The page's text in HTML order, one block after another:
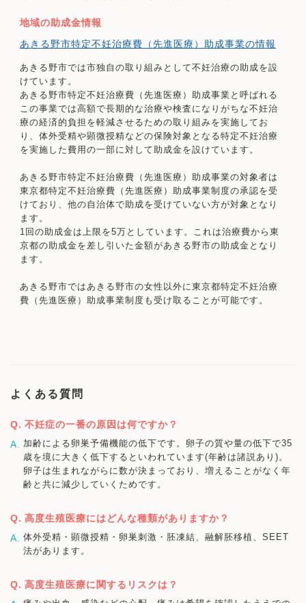
地域の助成金情報
あきる野市特定不妊治療費（先進医療）助成事業の情報
あきる野市では市独自の取り組みとして不妊治療の助成を設
けています。
あきる野市特定不妊治療費（先進医療）助成事業と呼ばれる
この事業では高額で長期的な治療や検査になりがちな不妊治
療の経済的負担を軽減させるための取り組みを実施してお
り、体外受精や顕微授精などの保険対象となる特定不妊治療
を実施した費用の一部に対して助成金を設けています。
あきる野市特定不妊治療費（先進医療）助成事業の対象者は
東京都特定不妊治療費（先進医療）助成事業制度の承認を受
けており、他の自治体で助成を受けていない方が対象となり
ます。
1回の助成金は上限を5万としています。これは治療費から東
京都の助成金を差し引いた金額があきる野市の助成金となり
ます。
あきる野市ではあきる野市の女性以外に東京都特定不妊治療
費（先進医療）助成事業制度も受け取ることが可能です。
よくある質問
不妊症の一番の原因は何ですか？
加齢による卵巣予備機能の低下です。卵子の質や量の低下で35
歳を境に大きく低下するといわれています(年齢は諸説あり)。
卵子は生まれながらに数が決まっており、増えることがなく年
齢と共に減少していくためです。
高度生殖医療にはどんな種類がありますか？
体外受精・顕微授精・卵巣刺激・胚凍結、融解胚移植、SEET
法があります。
高度生殖医療に関するリスクは？